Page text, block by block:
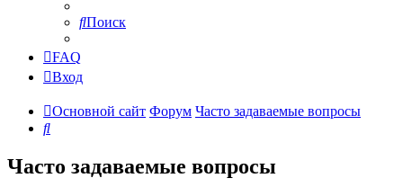
Поиск
FAQ
Вход
Основной сайт Форум Часто задаваемые вопросы
Поиск
Часто задаваемые вопросы